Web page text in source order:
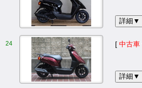
詳細▼
24 [ 中古車
詳細▼